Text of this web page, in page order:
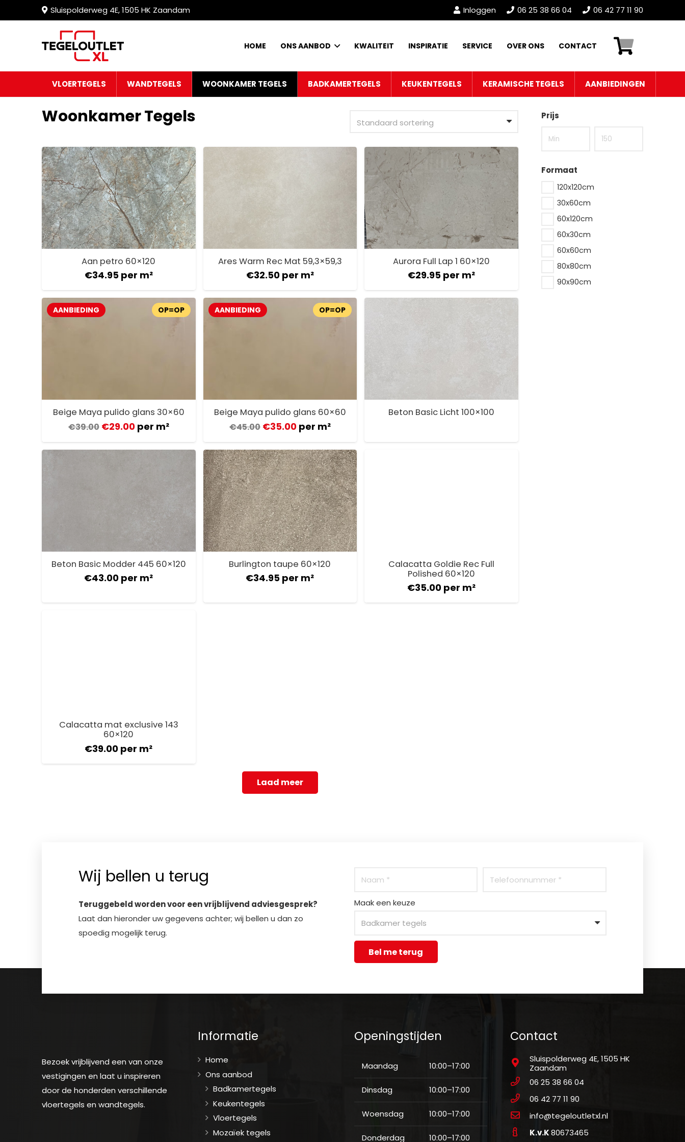
Sluispolderweg 4E, 1505 HK Zaandam Inloggen 06 25 38 66 04 06 42 77 11 90
HOME ONS AANBOD KWALITEIT INSPIRATIE SERVICE OVER ONS CONTACT
VLOERTEGELS WANDTEGELS WOONKAMER TEGELS BADKAMERTEGELS KEUKENTEGELS KERAMISCHE TEGELS AANBIEDINGEN
Woonkamer Tegels
Aan petro 60×120
€34.95per m²
Ares Warm Rec Mat 59,3×59,3
€32.50per m²
Aurora Full Lap 1 60×120
€29.95 per m²
AANBIEDING OP=OP
Beige Maya pulido glans 30×60
€39.00 €29.00per m²
AANBIEDING OP=OP
Beige Maya pulido glans 60×60
€45.00 €35.00per m²
Beton Basic Licht 100×100
Beton Basic Modder 445 60×120
€43.00 per m²
Burlington taupe 60×120
€34.95 per m²
Calacatta Goldie Rec Full
Polished 60×120
€35.00 per m²
Calacatta mat exclusive 143
60×120
€39.00 per m²
Laad meer
Prijs
Formaat
120x120cm
30x60cm
60x120cm
60x30cm
60x60cm
80x80cm
90x90cm
Wij bellen u terug
Teruggebeld worden voor een vrijblijvend adviesgesprek?
Laat dan hieronder uw gegevens achter; wij bellen u dan zo
spoedig mogelijk terug.
Maak een keuze
Bel me terug
Bezoek vrijblijvend een van onze
vestigingen en laat u inspireren
door de honderden verschillende
vloertegels en wandtegels.
Informatie
Home
Ons aanbod
Badkamertegels
Keukentegels
Vloertegels
Mozaïek tegels
Openingstijden
Maandag 10:00–17:00
Dinsdag 10:00–17:00
Woensdag 10:00–17:00
Donderdag 10:00–17:00
Contact
Sluispolderweg 4E, 1505 HK
Zaandam
06 25 38 66 04
06 42 77 11 90
info@tegeloutletxl.nl
K.v.K80673465